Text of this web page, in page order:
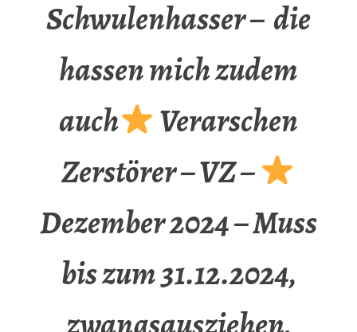
Schwulenhasser – die
hassen mich zudem
auch
Verarschen
Zerstörer – VZ –
Dezember 2024 – Muss
bis zum 31.12.2024,